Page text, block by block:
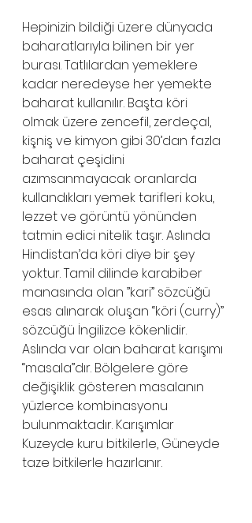
Hepinizin bildiği üzere dünyada
baharatlarıyla bilinen bir yer
burası. Tatlılardan yemeklere
kadar neredeyse her yemekte
baharat kullanılır. Başta köri
olmak üzere zencefil, zerdeçal,
kişniş ve kimyon gibi 30’dan fazla
baharat çeşidini
azımsanmayacak oranlarda
kullandıkları yemek tarifleri koku,
lezzet ve görüntü yönünden
tatmin edici nitelik taşır. Aslında
Hindistan’da köri diye bir şey
yoktur. Tamil dilinde karabiber
manasında olan ”kari” sözcüğü
esas alınarak oluşan “köri (curry)”
sözcüğü İngilizce kökenlidir.
Aslında var olan baharat karışımı
“masala”dır. Bölgelere göre
değişiklik gösteren masalanın
yüzlerce kombinasyonu
bulunmaktadır. Karışımlar
Kuzeyde kuru bitkilerle, Güneyde
taze bitkilerle hazırlanır.